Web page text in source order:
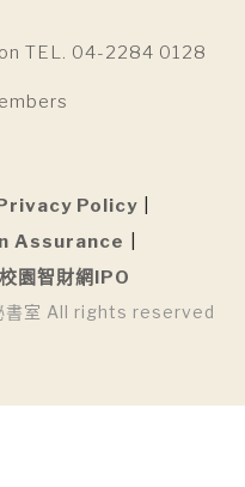
TEL. 04-2284 0128
Privacy Policy
Assurance
校園智財網IPO
書室 All rights reserved